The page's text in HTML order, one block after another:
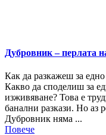
Дубровник – перлата
Как да разкажеш за
Какво да споделиш за
изживяване? Това е
банални разкази. Но аз
Дубровник няма ...
Повече